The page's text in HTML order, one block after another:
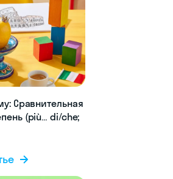
Сравнительная
(più… di/che;